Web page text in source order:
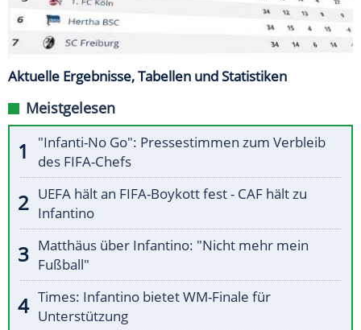
Aktuelle Ergebnisse, Tabellen und Statistiken
Meistgelesen
"Infanti-No Go": Pressestimmen zum Verbleib
des FIFA-Chefs
UEFA hält an FIFA-Boykott fest - CAF hält zu
Infantino
Matthäus über Infantino: "Nicht mehr mein
Fußball"
Times: Infantino bietet WM-Finale für
Unterstützung